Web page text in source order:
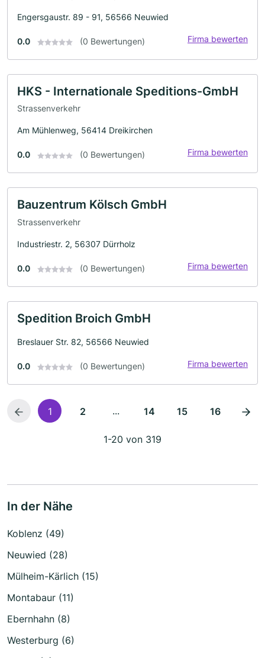
Engersgaustr. 89 - 91, 56566 Neuwied
0.0 (0 Bewertungen) Firma bewerten
HKS - Internationale Speditions-GmbH
Strassenverkehr
Am Mühlenweg, 56414 Dreikirchen
0.0 (0 Bewertungen) Firma bewerten
Bauzentrum Kölsch GmbH
Strassenverkehr
Industriestr. 2, 56307 Dürrholz
0.0 (0 Bewertungen) Firma bewerten
Spedition Broich GmbH
Breslauer Str. 82, 56566 Neuwied
0.0 (0 Bewertungen) Firma bewerten
1 2 ... 14 15 16
1-20 von 319
In der Nähe
Koblenz (49)
Neuwied (28)
Mülheim-Kärlich (15)
Montabaur (11)
Ebernhahn (8)
Westerburg (6)